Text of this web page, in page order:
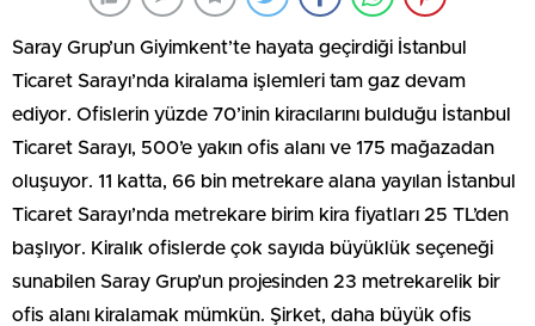
Saray Grup’un Giyimkent’te hayata geçirdiği İstanbul
Ticaret Sarayı’nda kiralama işlemleri tam gaz devam
ediyor. Ofislerin yüzde 70’inin kiracılarını bulduğu İstanbul
Ticaret Sarayı, 500’e yakın ofis alanı ve 175 mağazadan
oluşuyor. 11 katta, 66 bin metrekare alana yayılan İstanbul
Ticaret Sarayı’nda metrekare birim kira fiyatları 25 TL’den
başlıyor. Kiralık ofislerde çok sayıda büyüklük seçeneği
sunabilen Saray Grup’un projesinden 23 metrekarelik bir
ofis alanı kiralamak mümkün. Şirket, daha büyük ofis